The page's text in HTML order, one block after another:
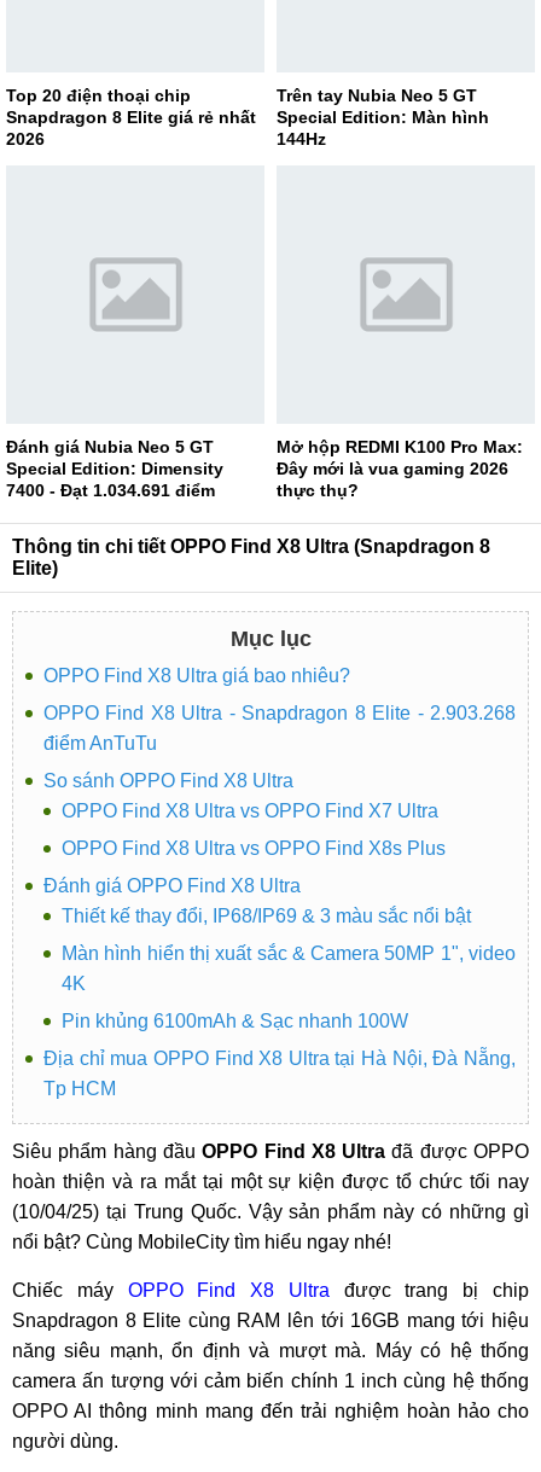
Top 20 điện thoại chip
Snapdragon 8 Elite giá rẻ nhất
2026
Trên tay Nubia Neo 5 GT
Special Edition: Màn hình
144Hz
Đánh giá Nubia Neo 5 GT
Special Edition: Dimensity
7400 - Đạt 1.034.691 điểm
Mở hộp REDMI K100 Pro Max:
Đây mới là vua gaming 2026
thực thụ?
Thông tin chi tiết OPPO Find X8 Ultra (Snapdragon 8
Elite)
Mục lục
OPPO Find X8 Ultra giá bao nhiêu?
OPPO Find X8 Ultra - Snapdragon 8 Elite - 2.903.268
điểm AnTuTu
So sánh OPPO Find X8 Ultra
OPPO Find X8 Ultra vs OPPO Find X7 Ultra
OPPO Find X8 Ultra vs OPPO Find X8s Plus
Đánh giá OPPO Find X8 Ultra
Thiết kế thay đổi, IP68/IP69 & 3 màu sắc nổi bật
Màn hình hiển thị xuất sắc & Camera 50MP 1", video
4K
Pin khủng 6100mAh & Sạc nhanh 100W
Địa chỉ mua OPPO Find X8 Ultra tại Hà Nội, Đà Nẵng,
Tp HCM
Siêu phẩm hàng đầuOPPO Find X8 Ultra đã được OPPO
hoàn thiện và ra mắt tại một sự kiện được tổ chức tối nay
(10/04/25) tại Trung Quốc. Vậy sản phẩm này có những gì
nổi bật? Cùng MobileCity tìm hiểu ngay nhé!
Chiếc máy OPPO Find X8 Ultra được trang bị chip
Snapdragon 8 Elite cùng RAM lên tới 16GB mang tới hiệu
năng siêu mạnh, ổn định và mượt mà. Máy có hệ thống
camera ấn tượng với cảm biến chính 1 inch cùng hệ thống
OPPO AI thông minh mang đến trải nghiệm hoàn hảo cho
người dùng.